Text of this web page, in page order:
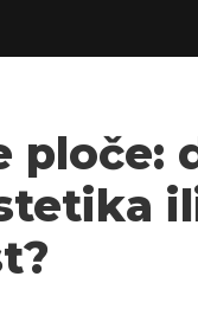
ploče: